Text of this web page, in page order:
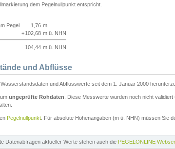
dem Pegelnullpunkt entspricht.
Pegel
1,76 m
+102,68 m ü. NHN
=104,44 m ü. NHN
und Abflüsse
und Abflusswerte seit dem 1. Januar 2000
ungeprüfte Rohdaten . Diese Messwerte wurden noch nicht validiert
Pegelnullpunkt . Für absolute Höhenangaben (m ü. NHN) müssen Sie
Datenabfragen aktueller Werte stehen auch die PEGELONLINE